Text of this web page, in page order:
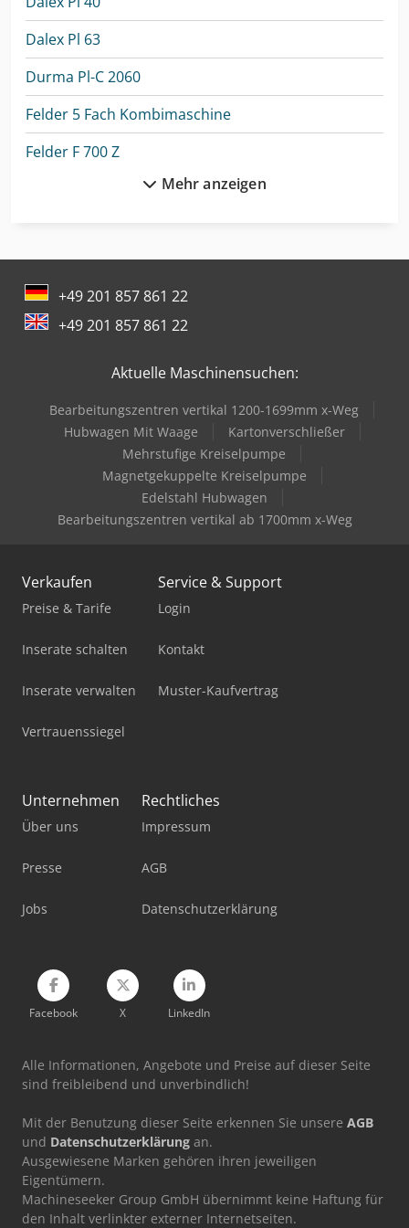
Dalex Pl 63
Durma Pl-C 2060
Felder 5 Fach Kombimaschine
Felder F 700 Z
Felder K 700 S
Felder Kf 700 S Professional
Felder Rl 125
Flott Bsm 75 A
Gaemmerler Kl 540
Holzkraft Bts 200
Holzkraft Hse 11-1100
Holzkraft Hse 22-1100 Ze
Holzkraft Vsa 38 L
Mercdes 1113
Panhans 334/20
Saris Pl 276 150 1500 1
Mehr anzeigen
+49 201 857 861 22
+49 201 857 861 22
Aktuelle Maschinensuchen:
Bearbeitungszentren vertikal 1200-1699mm x-Weg
Hubwagen Mit Waage
Kartonverschließer
Mehrstufige Kreiselpumpe
Magnetgekuppelte Kreiselpumpe
Edelstahl Hubwagen
Bearbeitungszentren vertikal ab 1700mm x-Weg
Verkaufen
Preise & Tarife
Inserate schalten
Inserate verwalten
Vertrauenssiegel
Service & Support
Login
Kontakt
Muster-Kaufvertrag
Unternehmen
Über uns
Presse
Jobs
Rechtliches
Impressum
AGB
Datenschutzerklärung
Facebook X LinkedIn
Alle Informationen, Angebote und Preise auf dieser Seite
sind freibleibend und unverbindlich!
Mit der Benutzung dieser Seite erkennen Sie unsere AGB
und Datenschutzerklärung an.
Ausgewiesene Marken gehören ihren jeweiligen
Eigentümern.
Machineseeker Group GmbH übernimmt keine Haftung für
den Inhalt verlinkter externer Internetseiten.